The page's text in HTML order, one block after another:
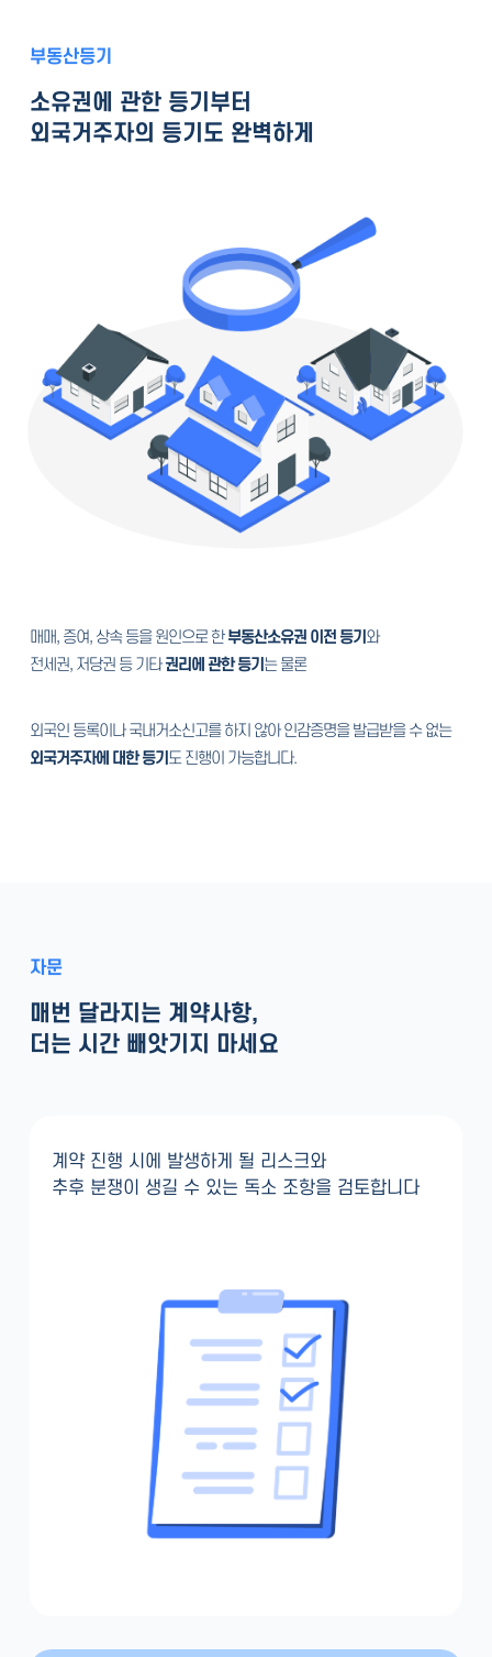
부동산등기
소유권에 관한 등기부터
외국거주자의 등기도 완벽하게
매매, 증여, 상속 등을 원인으로 한부동산소유권 이전 등기 와
전세권, 저당권 등 기타권리에 관한 등기 는 물론
외국인 등록이나 국내거소신고를 하지 않아 인감증명을 발급받을 수 없는
외국거주자에 대한 등기 도 진행이 가능합니다.
자문
매번 달라지는 계약사항,
더는 시간 빼앗기지 마세요
계약 진행 시에 발생하게 될 리스크와